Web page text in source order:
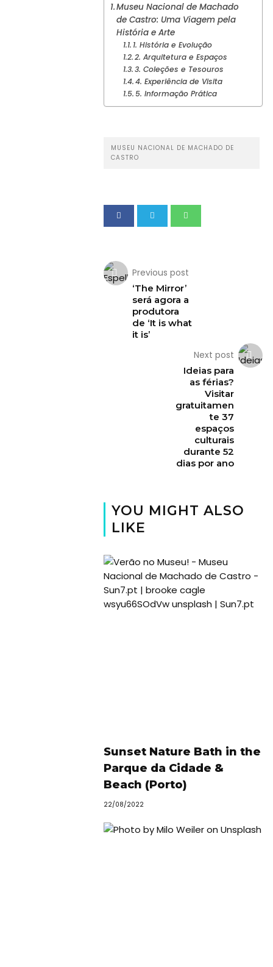
Museu Nacional de Machado
de Castro: Uma Viagem pela
História e Arte
1. História e Evolução
2. Arquitetura e Espaços
3. Coleções e Tesouros
4. Experiência de Visita
5. Informação Prática
MUSEU NACIONAL DE MACHADO DE
CASTRO
Previous post
‘The Mirror’
será agora a
produtora
de ‘It is what
it is’
Next post
Ideias para
as férias?
Visitar
gratuitamen
te 37
espaços
culturais
durante 52
dias por ano
YOU MIGHT ALSO
LIKE
Sunset Nature Bath in the
Parque da Cidade &
Beach (Porto)
22/08/2022